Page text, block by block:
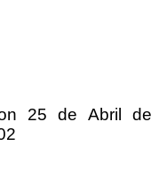
25 de Abril de